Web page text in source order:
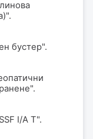
бустер".
I/A T".